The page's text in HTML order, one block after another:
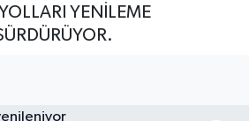
YENİLEME